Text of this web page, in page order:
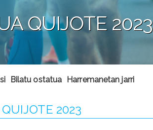
QUIJOTE 2023
Bilatu ostatua Harremanetan jarri
2023